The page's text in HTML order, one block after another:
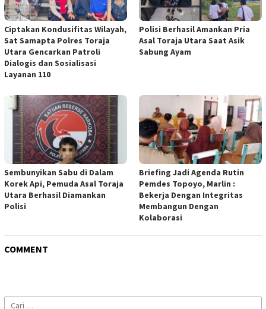
Ciptakan Kondusifitas Wilayah,
Sat Samapta Polres Toraja
Utara Gencarkan Patroli
Dialogis dan Sosialisasi
Layanan 110
Polisi Berhasil Amankan Pria
Asal Toraja Utara Saat Asik
Sabung Ayam
Sembunyikan Sabu di Dalam
Korek Api, Pemuda Asal Toraja
Utara Berhasil Diamankan
Polisi
Briefing Jadi Agenda Rutin
Pemdes Topoyo, Marlin :
Bekerja Dengan Integritas
Membangun Dengan
Kolaborasi
COMMENT
Cari